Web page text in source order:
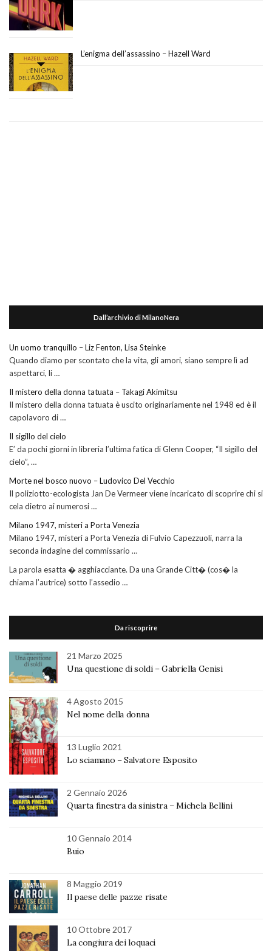
L’enigma dell’assassino – Hazell Ward
Dall’archivio di MilanoNera
Un uomo tranquillo – Liz Fenton, Lisa Steinke
Quando diamo per scontato che la vita, gli amori, siano sempre lì ad
aspettarci, li …
Il mistero della donna tatuata – Takagi Akimitsu
Il mistero della donna tatuata è uscito originariamente nel 1948 ed è il
capolavoro di …
Il sigillo del cielo
E’ da pochi giorni in libreria l’ultima fatica di Glenn Cooper, “Il sigillo del
cielo”, …
Morte nel bosco nuovo – Ludovico Del Vecchio
Il poliziotto-ecologista Jan De Vermeer viene incaricato di scoprire chi si
cela dietro ai numerosi …
Milano 1947, misteri a Porta Venezia
Milano 1947, misteri a Porta Venezia di Fulvio Capezzuoli, narra la
seconda indagine del commissario …
La parola esatta � agghiacciante. Da una Grande Citt� (cos� la
chiama l’autrice) sotto l’assedio …
Da riscoprire
21 Marzo 2025
Una questione di soldi – Gabriella Genisi
4 Agosto 2015
Nel nome della donna
13 Luglio 2021
Lo sciamano – Salvatore Esposito
2 Gennaio 2026
Quarta finestra da sinistra – Michela Bellini
10 Gennaio 2014
Buio
8 Maggio 2019
Il paese delle pazze risate
10 Ottobre 2017
La congiura dei loquaci